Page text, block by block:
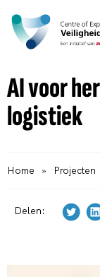
AI voor
logistiek
Home » Projecten
Delen: